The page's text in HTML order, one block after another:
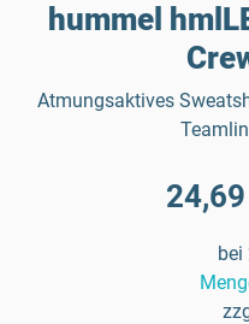
hummel
Atmungsaktives
bei